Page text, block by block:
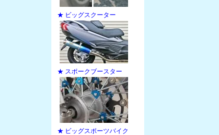
★ ビッグスクーター
★ スポークブースター
★ ビッグスポーツバイク